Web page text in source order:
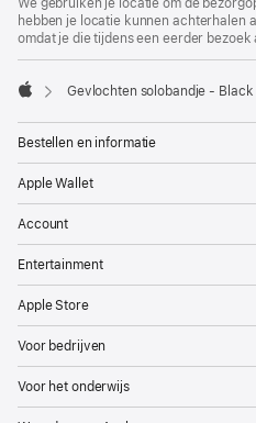
hebben je locatie kunnen achterhalen
omdat je die tijdens een eerder bezoek
Gevlochten solobandje - Black
Bestellen en informatie
Apple Wallet
Account
Entertainment
Apple Store
Voor bedrijven
Voor het onderwijs